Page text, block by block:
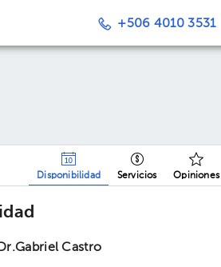
+506 4010 3531
Disponibilidad Servicios Opiniones
Castro